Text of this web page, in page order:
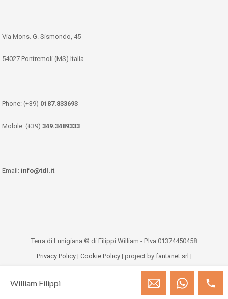
Via Mons. G. Sismondo, 45
54027 Pontremoli (MS) Italia
Phone: (+39) 0187.833693
Mobile: (+39) 349.3489333
Email: info@tdl.it
Terra di Lunigiana © di Filippi William - P.Iva 01374450458
Privacy Policy| Cookie Policy| project by fantanet srl |
William Filippi